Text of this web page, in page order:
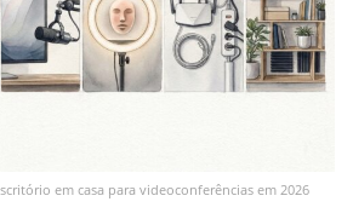
em casa para videoconferências em 2026